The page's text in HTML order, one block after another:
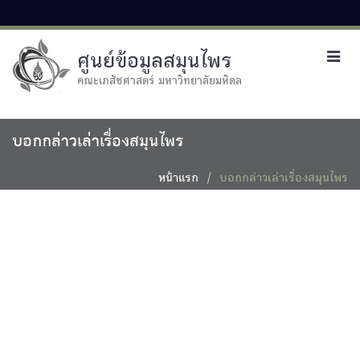
ศูนย์ข้อมูลสมุนไพร
คณะเภสัชศาสตร์ มหาวิทยาลัยมหิดล
บอกกล่าวเล่าเรื่องสมุนไพร
หน้าแรก บอกกล่าวเล่าเรื่องสมุนไพร